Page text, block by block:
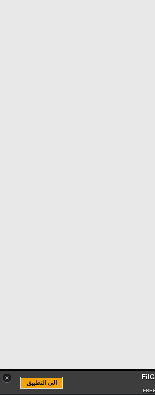
×
الى التطبيق